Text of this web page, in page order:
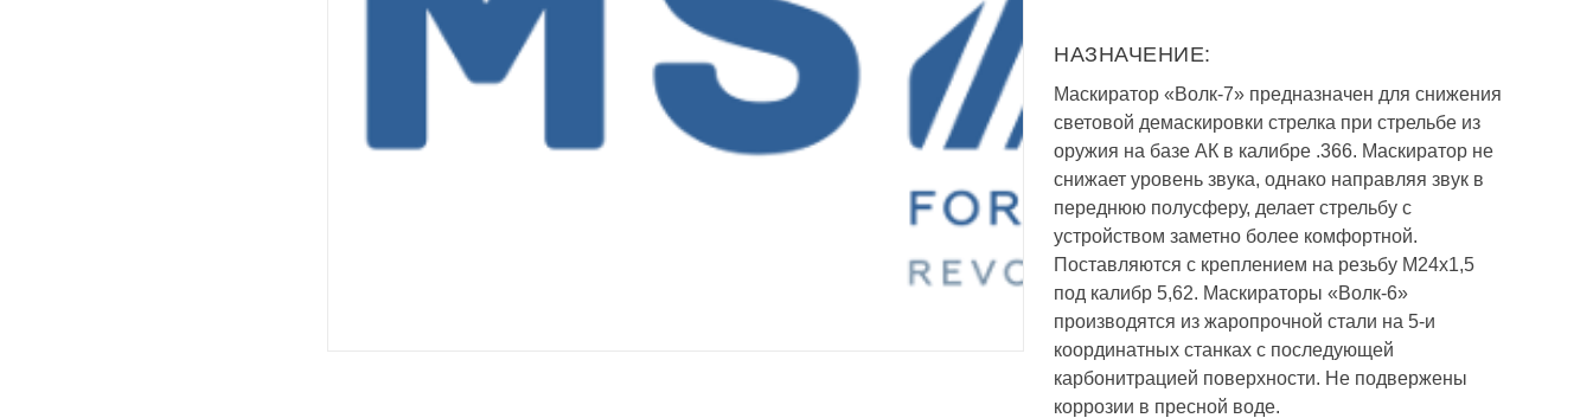
НАЗНАЧЕНИЕ:
Маскиратор «Волк-7» предназначен для снижения
световой демаскировки стрелка при стрельбе из
оружия на базе АК в калибре .366. Маскиратор не
снижает уровень звука, однако направляя звук в
переднюю полусферу, делает стрельбу с
устройством заметно более комфортной.
Поставляются с креплением на резьбу М24х1,5
под калибр 5,62. Маскираторы «Волк-6»
производятся из жаропрочной стали на 5-и
координатных станках с последующей
карбонитрацией поверхности. Не подвержены
коррозии в пресной воде.